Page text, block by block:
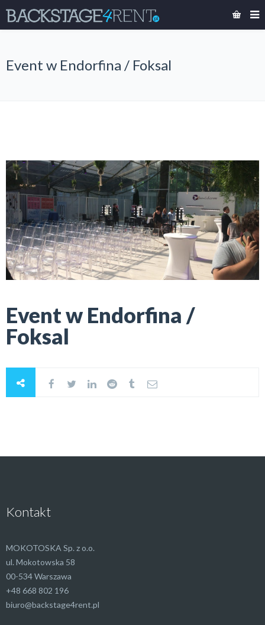
Event w Endorfina / Foksal
Event w Endorfina /
Foksal
Kontakt
MOKOTOSKA Sp. z o.o.
ul. Mokotowska 58
00-534 Warszawa
+48 668 802 196
biuro@backstage4rent.pl